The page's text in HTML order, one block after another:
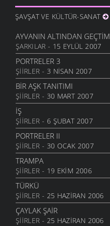
ŞAVŞAT VE KÜLTÜR-SANAT
AYVANIN ALTINDAN GEÇTIM
ŞARKILAR - 15 EYLÜL 2007
PORTRELER 3
ŞIIRLER - 3 NISAN 2007
BIR AŞK TANITIMI
ŞIIRLER - 30 MART 2007
IŞ
ŞIIRLER - 6 ŞUBAT 2007
PORTRELER II
ŞIIRLER - 30 OCAK 2007
TRAMPA
ŞIIRLER - 19 EKIM 2006
TÜRKÜ
ŞIIRLER - 25 HAZIRAN 2006
ÇAYLAK ŞAİR
ŞIIRLER - 25 HAZIRAN 2006